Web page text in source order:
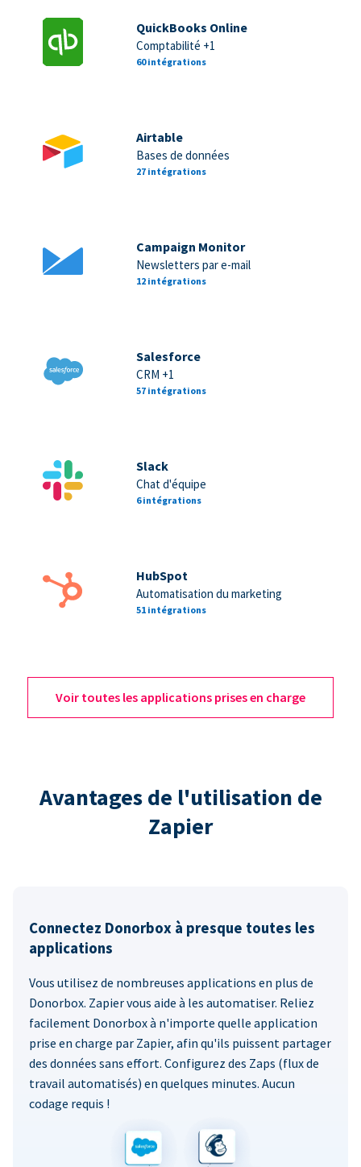
QuickBooks Online
Comptabilité +1
60 intégrations
Airtable
Bases de données
27 intégrations
Campaign Monitor
Newsletters par e-mail
12 intégrations
Salesforce
CRM +1
57 intégrations
Slack
Chat d'équipe
6 intégrations
HubSpot
Automatisation du marketing
51 intégrations
Voir toutes les applications prises en charge
Avantages de l'utilisation de
Zapier
Connectez Donorbox à presque toutes les
applications
Vous utilisez de nombreuses applications en plus de
Donorbox. Zapier vous aide à les automatiser. Reliez
facilement Donorbox à n'importe quelle application
prise en charge par Zapier, afin qu'ils puissent partager
des données sans effort. Configurez des Zaps (flux de
travail automatisés) en quelques minutes. Aucun
codage requis !